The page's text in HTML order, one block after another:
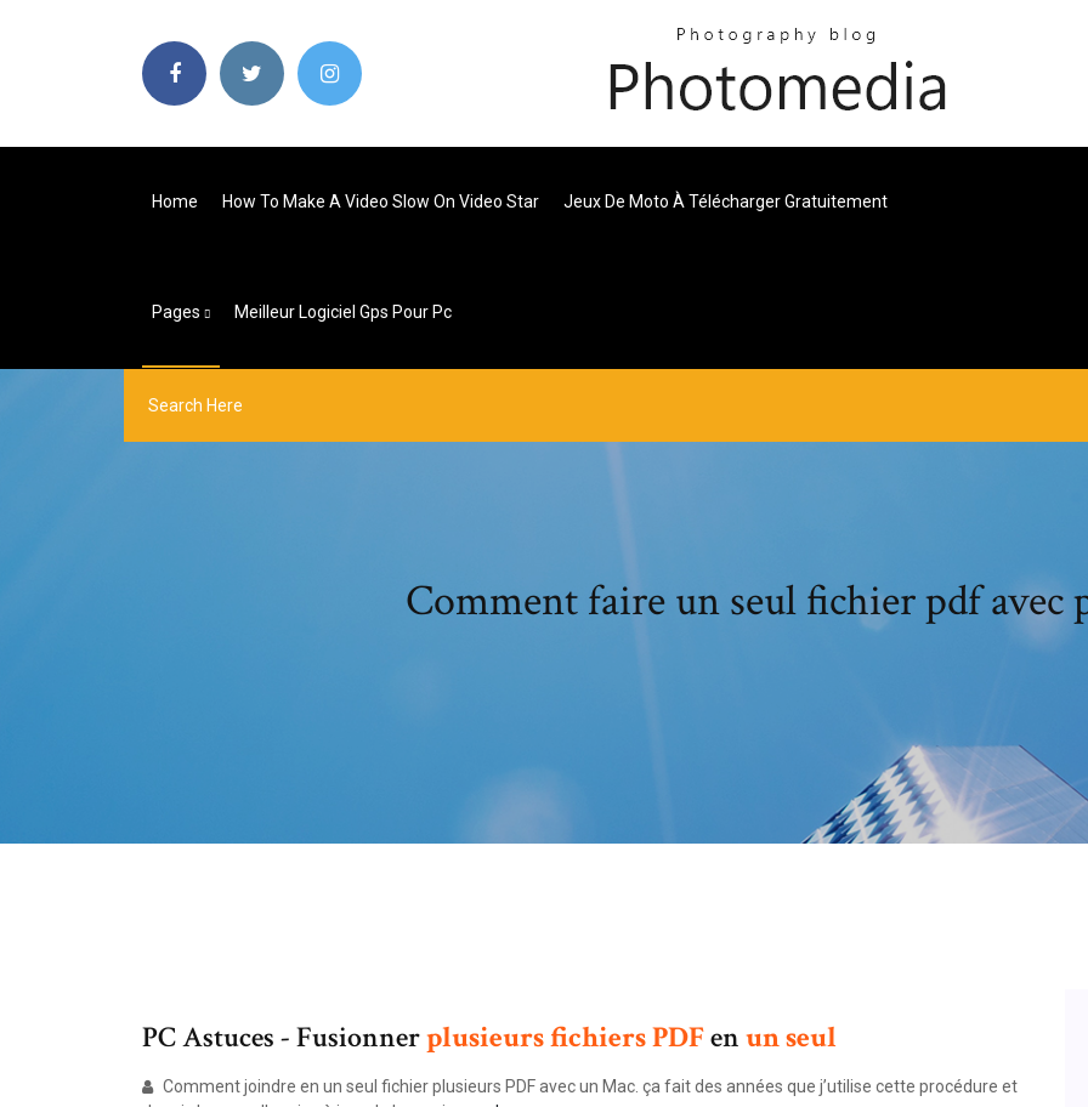
Home How To Make A Video Slow On Video Star Jeux De Moto À Télécharger Gratuitement
Pages Meilleur Logiciel Gps Pour Pc
Comment faire un seul fichier pdf avec
PC Astuces - FusionnerplusieursfichiersPDFenunseul
Comment joindre en un seul fichier plusieurs PDF avec un Mac. ça fait des années que j’utilise cette procédure et